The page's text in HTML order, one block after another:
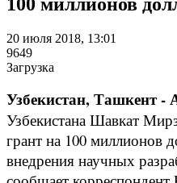
20 июля 2018, 13:01
9649
Загрузка
Узбекистан, Ташкент -
Узбекистана Шавкат
грант на 100 миллионов
внедрения научных